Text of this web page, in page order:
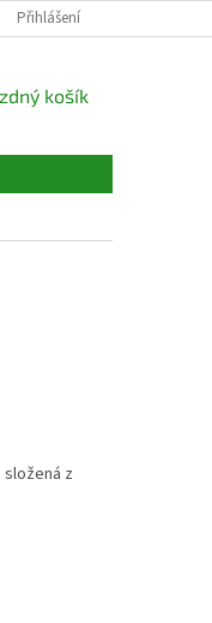
Přihlášení
košík
z